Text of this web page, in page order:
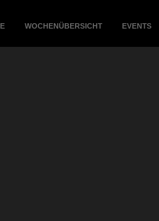
WOCHENÜBERSICHT EVENTS